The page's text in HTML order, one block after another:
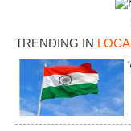
TRENDING IN